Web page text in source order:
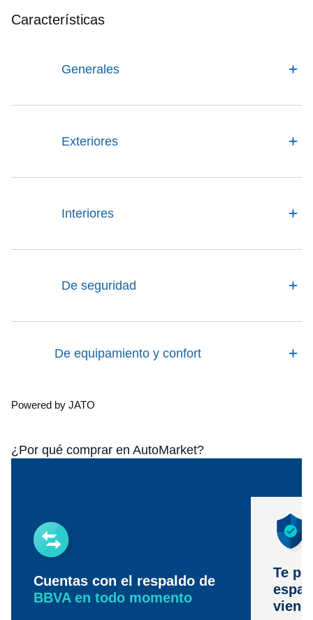
Características
Generales
Exteriores
Interiores
De seguridad
De equipamiento y confort
Powered by JATO
¿Por qué comprar en AutoMarket?
Cuentas con el respaldo de
BBVA en todo momento
Te